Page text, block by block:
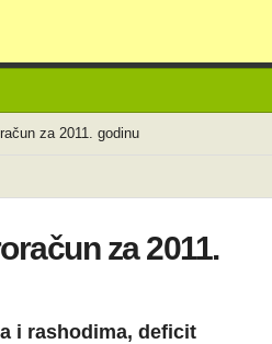
za 2011. godinu
za 2011.
i rashodima, deficit